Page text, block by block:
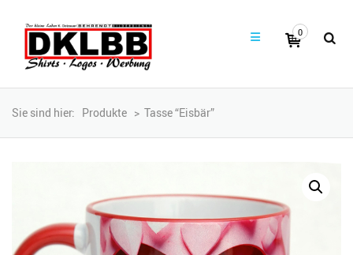
0
Sie sind hier: Produkte > Tasse “Eisbär”